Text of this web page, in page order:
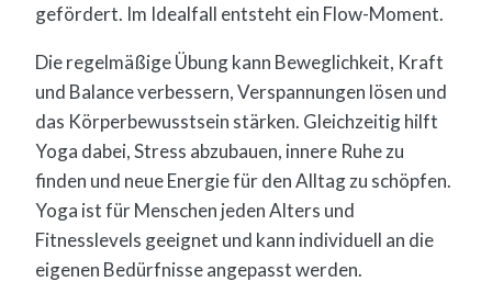
gefördert. Im Idealfall entsteht ein Flow-Moment.
Die regelmäßige Übung kann Beweglichkeit, Kraft
und Balance verbessern, Verspannungen lösen und
das Körperbewusstsein stärken. Gleichzeitig hilft
Yoga dabei, Stress abzubauen, innere Ruhe zu
finden und neue Energie für den Alltag zu schöpfen.
Yoga ist für Menschen jeden Alters und
Fitnesslevels geeignet und kann individuell an die
eigenen Bedürfnisse angepasst werden.